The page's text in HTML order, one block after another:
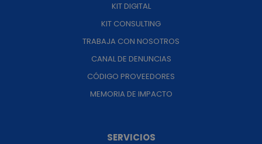
KIT DIGITAL
KIT CONSULTING
TRABAJA CON NOSOTROS
CANAL DE DENUNCIAS
CÓDIGO PROVEEDORES
MEMORIA DE IMPACTO
SERVICIOS